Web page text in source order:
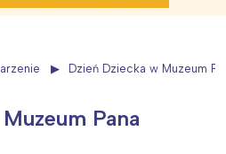
Dzień Dziecka w Muzeum
Pana